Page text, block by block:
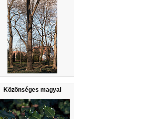
Közönséges magyal